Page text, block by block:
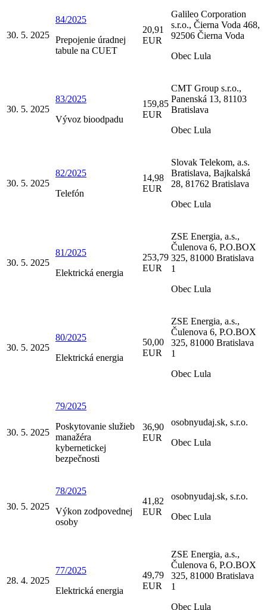
30. 5. 2025
84/2025
Prepojenie úradnej
tabule na CUET
20,91
EUR
Galileo Corporation
s.r.o., Čierna Voda 468,
92506 Čierna Voda
Obec Lula
30. 5. 2025
83/2025
Vývoz bioodpadu
159,85
EUR
CMT Group s.r.o.,
Panenská 13, 81103
Bratislava
Obec Lula
30. 5. 2025
82/2025
Telefón
14,98
EUR
Slovak Telekom, a.s.
Bratislava, Bajkalská
28, 81762 Bratislava
Obec Lula
30. 5. 2025
81/2025
Elektrická energia
253,79
EUR
ZSE Energia, a.s.,
Čulenova 6, P.O.BOX
325, 81000 Bratislava
1
Obec Lula
30. 5. 2025
80/2025
Elektrická energia
50,00
EUR
ZSE Energia, a.s.,
Čulenova 6, P.O.BOX
325, 81000 Bratislava
1
Obec Lula
30. 5. 2025
79/2025
Poskytovanie služieb
manažéra
kybernetickej
bezpečnosti
36,90
EUR
osobnyudaj.sk, s.r.o.
Obec Lula
30. 5. 2025
78/2025
Výkon zodpovednej
osoby
41,82
EUR
osobnyudaj.sk, s.r.o.
Obec Lula
28. 4. 2025
77/2025
Elektrická energia
49,79
EUR
ZSE Energia, a.s.,
Čulenova 6, P.O.BOX
325, 81000 Bratislava
1
Obec Lula